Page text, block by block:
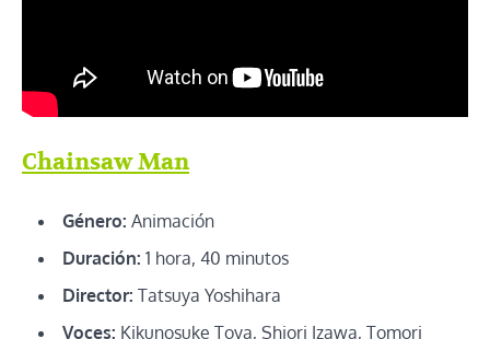
Chainsaw Man
Género: Animación
Duración: 1 hora, 40 minutos
Director: Tatsuya Yoshihara
Voces: Kikunosuke Toya, Shiori Izawa, Tomori